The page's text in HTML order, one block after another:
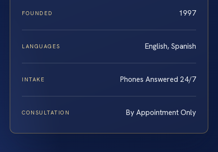
FOUNDED 1997
LANGUAGES English, Spanish
INTAKE Phones Answered 24/7
CONSULTATION By Appointment Only